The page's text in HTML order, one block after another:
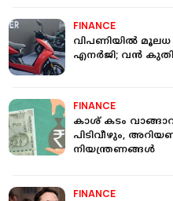
FINANCE
വിപണിയില്‍
എനര്‍ജി; വന്‍
FINANCE
കാശ് കടം
പിടിവീഴും,
നിയന്ത്രണങ്ങള്‍
FINANCE